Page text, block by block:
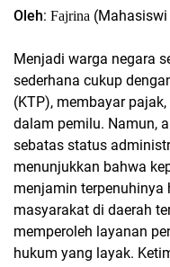
Oleh: Fajrina (Mahasiswi
Menjadi warga negara
sederhana cukup
(KTP), membayar
dalam pemilu. Namun,
sebatas status
menunjukkan bahwa
menjamin terpenuhinya
masyarakat di daerah
memperoleh layanan
hukum yang layak.